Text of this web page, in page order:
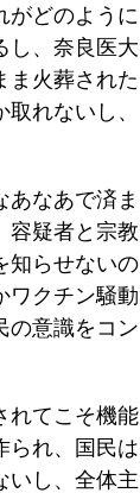
がどのように
し、奈良医大
ま火葬された
れないし、
あなあで済ま
容疑者と宗教
知らせないの
ワクチン騒動
の意識をコン
れてこそ機能
られ、国民は
いし、全体主